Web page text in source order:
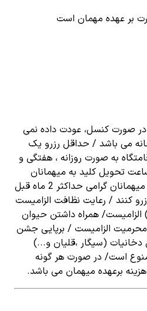
بر عهده مهمان است
در صورت کنسل، عودت داده نمی
می باشد / حداقل رزرو یک
به صورت روزانه ، هفتگی و
تحویل کلید به میهمانان
گرامی ساعت 23 می باشد/ میهمانان گرامی حداکثر 2 ماه قبل
کنند / رعایت نظافت الزامیست
همراه داشتن حیوان
الزامیست / برپایی جشن
(سیگار ،قلیان و...)
است/ در صورت هر گونه
برعهده میهمان می باشد.